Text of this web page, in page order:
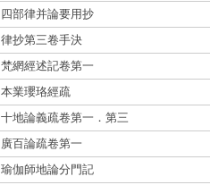
四部律并論要用抄
律抄第三卷手決
梵網經述記卷第一
本業瓔珞經疏
十地論義疏卷第一．第三
廣百論疏卷第一
瑜伽師地論分門記